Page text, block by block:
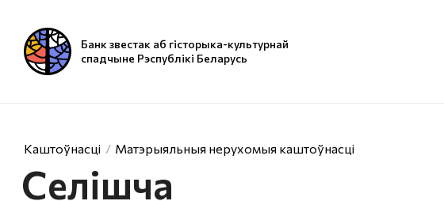
Банк звестак аб гісторыка-культурнай
спадчыне Рэспублікі Беларусь
Каштоўнасці Матэрыяльныя нерухомыя каштоўнасці
Селішча